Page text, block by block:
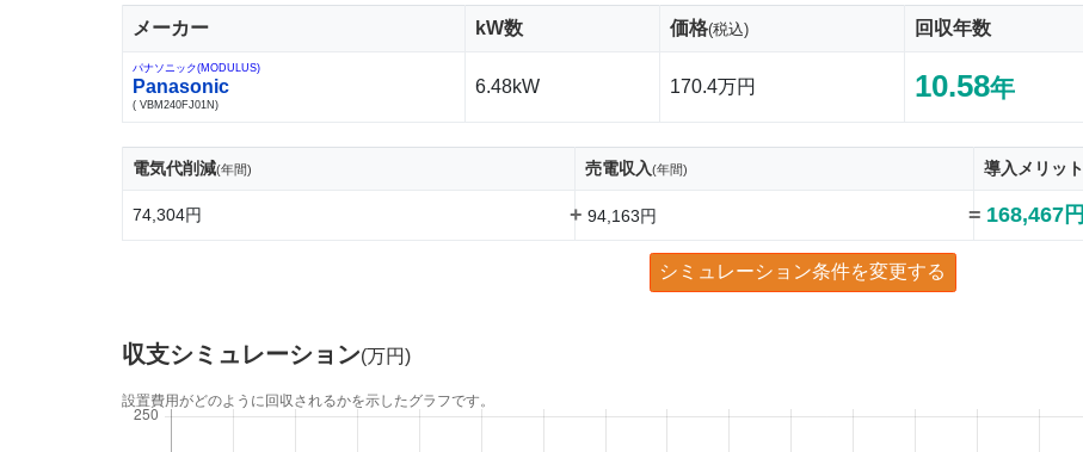
メーカー kW数 価格(税込) 回収年数
パナソニック(MODULUS)
Panasonic
( VBM240FJ01N)
6.48kW 170.4万円 10.58年
電気代削減(年間) 売電収入(年間) 導入メリット
74,304円 + 94,163円 = 168,467円
シミュレーション条件を変更する
収支シミュレーション(万円)
設置費用がどのように回収されるかを示したグラフです。